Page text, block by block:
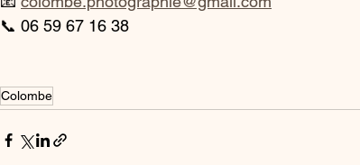
📞 06 59 67 16 38
Colombe